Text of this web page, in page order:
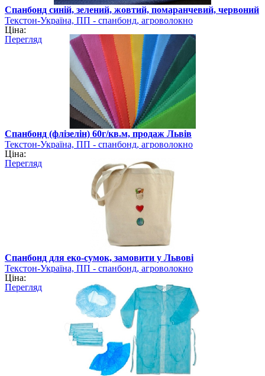
Спанбонд синій, зелений, жовтий, помаранчевий, червоний
Текстон-Україна, ПП - спанбонд, агроволокно
Ціна:
Перегляд
Спанбонд (флізелін) 60г/кв.м, продаж Львів
Текстон-Україна, ПП - спанбонд, агроволокно
Ціна:
Перегляд
Спанбонд для еко-сумок, замовити у Львові
Текстон-Україна, ПП - спанбонд, агроволокно
Ціна:
Перегляд